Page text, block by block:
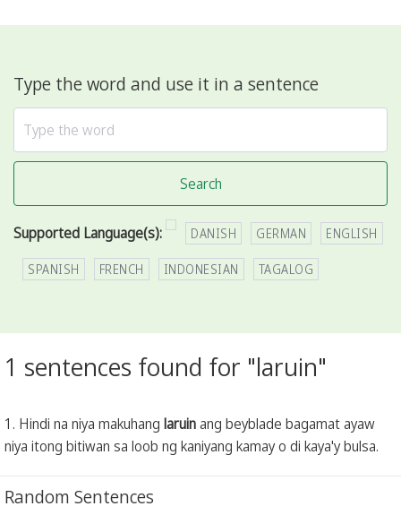
Type the word and use it in a sentence
Search
Supported Language(s): DANISH GERMAN ENGLISH
SPANISH FRENCH INDONESIAN TAGALOG
1 sentences found for "laruin"
1. Hindi na niya makuhang laruinang beyblade bagamat ayaw
niya itong bitiwan sa loob ng kaniyang kamay o di kaya'y bulsa.
Random Sentences